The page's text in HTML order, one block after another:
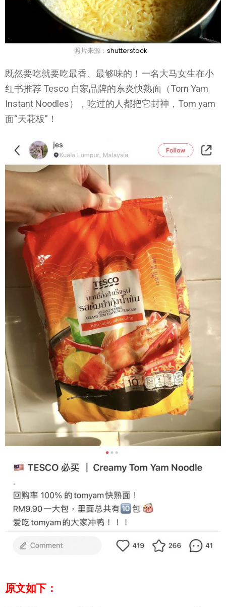
照片来源： shutterstock
既然要吃就要吃最香、最够味的！一名大马女生在小
红书推荐 Tesco 自家品牌的东炎快熟面（Tom Yam
Instant Noodles），吃过的人都把它封神，Tom yam
面“天花板”！
原文如下：